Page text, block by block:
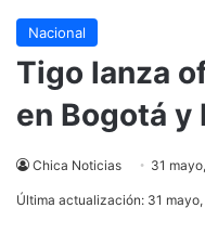
Nacional
Tigo lanza
en Bogotá y
Chica Noticias 31
Última actualización: 31